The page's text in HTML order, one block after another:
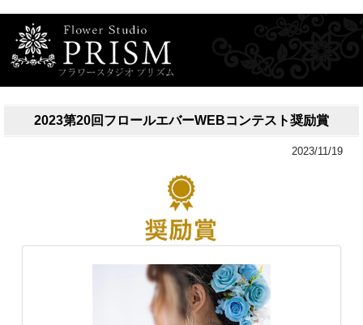
2023第20回フロールエバーWEBコンテスト奨励賞
2023/11/19